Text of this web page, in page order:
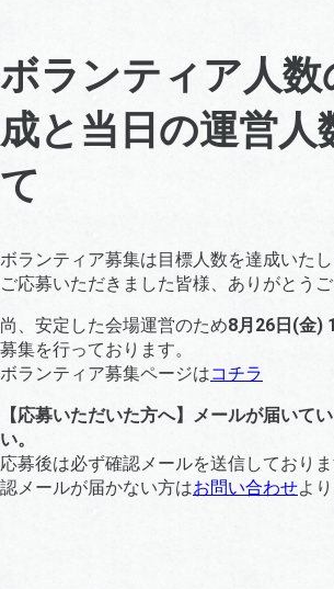
ボランティア人数
成と当日の運営人
て
ボランティア募集は目標人数を達成いたし
ご応募いただきました皆様、ありがとうご
尚、安定した会場運営のため8月26日(金)
募集を行っております。
ボランティア募集ページはコチラ
【応募いただいた方へ】メールが届いて
い。
応募後は必ず確認メールを送信しており
認メールが届かない方はお問い合わせよ